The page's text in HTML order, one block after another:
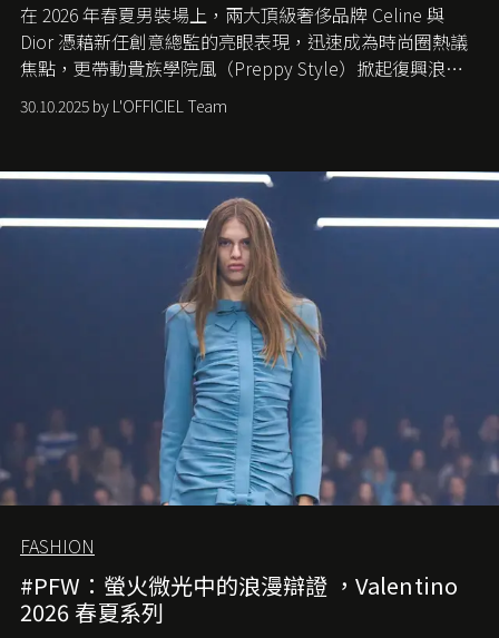
在 2026 年春夏男裝場上，兩大頂級奢侈品牌 Celine 與
Dior 憑藉新任創意總監的亮眼表現，迅速成為時尚圈熱議
焦點，更帶動貴族學院風（Preppy Style）掀起復興浪
潮，讓這股經典風格再度回到大眾視線。
30.10.2025 by L'OFFICIEL Team
FASHION
#PFW：螢火微光中的浪漫辯證 ，Valentino
2026 春夏系列